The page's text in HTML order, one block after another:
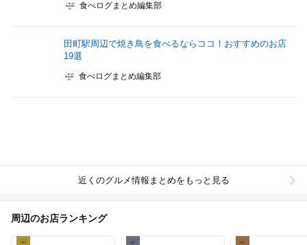
食べログまとめ編集部
田町駅周辺で焼き鳥を食べるならココ！おすすめのお店
19選
食べログまとめ編集部
近くのグルメ情報まとめをもっと見る
周辺のお店ランキング